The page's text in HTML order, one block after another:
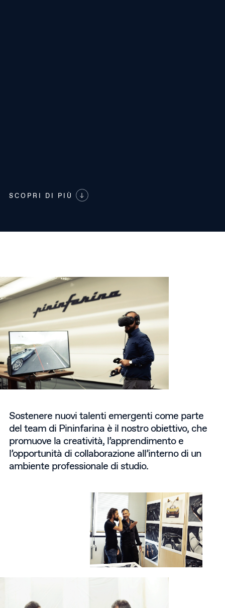
SCOPRI DI PIÙ
Sostenere nuovi talenti emergenti come parte
del team di Pininfarina è il nostro obiettivo, che
promuove la creatività, l’apprendimento e
l’opportunità di collaborazione all’interno di un
ambiente professionale di studio.